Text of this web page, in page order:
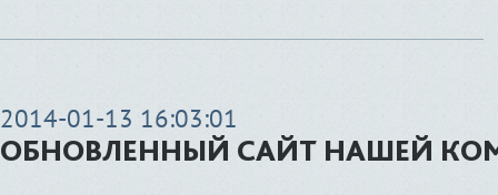
2014-01-13 16:03:01
ОБНОВЛЕННЫЙ САЙТ НАШЕЙ